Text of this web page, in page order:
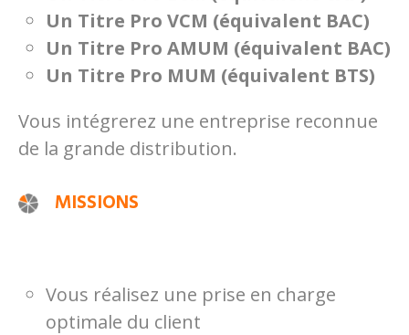
Un Titre Pro VCM (équivalent BAC)
Un Titre Pro AMUM (équivalent BAC)
Un Titre Pro MUM (équivalent BTS)
Vous intégrerez une entreprise reconnue
de la grande distribution.
MISSIONS
Vous réalisez une prise en charge
optimale du client